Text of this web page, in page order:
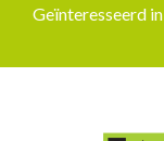
Geïnteresseerd